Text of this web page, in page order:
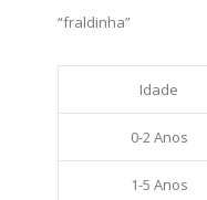
“fraldinha”
Idade
0-2 Anos
1-5 Anos